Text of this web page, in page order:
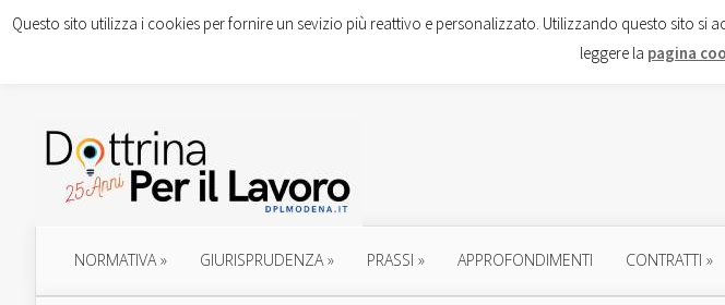
NORMATIVA» GIURISPRUDENZA» PRASSI » APPROFONDIMENTI CONTRATTI »
Questo sito utilizza i cookies per fornire un sevizio più reattivo e personalizzato. Utilizzando questo sito
leggere la pagina